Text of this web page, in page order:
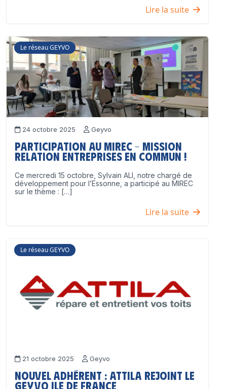
Lire la suite
Le réseau GEYVO
24 octobre 2025 Geyvo
Participation au MIREC – Mission
Relation Entreprises en Commun !
Ce mercredi 15 octobre, Sylvain ALI, notre chargé de
développement pour l’Essonne, a participé au MIREC
sur le thème : […]
Lire la suite
Le réseau GEYVO
21 octobre 2025 Geyvo
Nouvel adhérent : ATTILA rejoint le
GEYVO Ile de France